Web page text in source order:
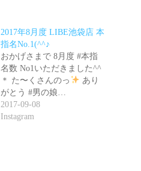
2017年8月度 LIBE池袋店 本
指名No.1(^^♪
おかげさまで 8月度 #本指
名数 No1いただきました^^
＊ た〜くさんのっ
あり
がとう #男の娘…
2017-09-08
Instagram